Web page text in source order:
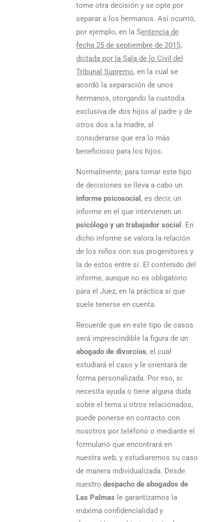
tome otra decisión y se opte por
separar a los hermanos. Así ocurrió,
por ejemplo, en la Sentencia de
fecha 25 de septiembre de 2015,
dictada por la Sala de lo Civil del
Tribunal Supremo, en la cual se
acordó la separación de unos
hermanos, otorgando la custodia
exclusiva de dos hijos al padre y de
otros dos a la madre, al
considerarse que era lo más
beneficioso para los hijos.
Normalmente, para tomar este tipo
de decisiones se lleva a cabo un
informe psicosocial , es decir, un
informe en el que intervienen un
psicólogo y un trabajador social . En
dicho informe se valora la relación
de los niños con sus progenitores y
la de estos entre sí. El contenido del
informe, aunque no es obligatorio
para el Juez, en la práctica sí que
suele tenerse en cuenta.
Recuerde que en este tipo de casos
será imprescindible la figura de un
abogado de divorcios, el cual
estudiará el caso y le orientará de
forma personalizada. Por eso, si
necesita ayuda o tiene alguna duda
sobre el tema u otros relacionados,
puede ponerse en contacto con
nosotros por teléfono o mediante el
formulario que encontrará en
nuestra web, y estudiaremos su caso
de manera individualizada. Desde
nuestro despacho de abogados de
Las Palmas le garantizamos la
máxima confidencialidad y